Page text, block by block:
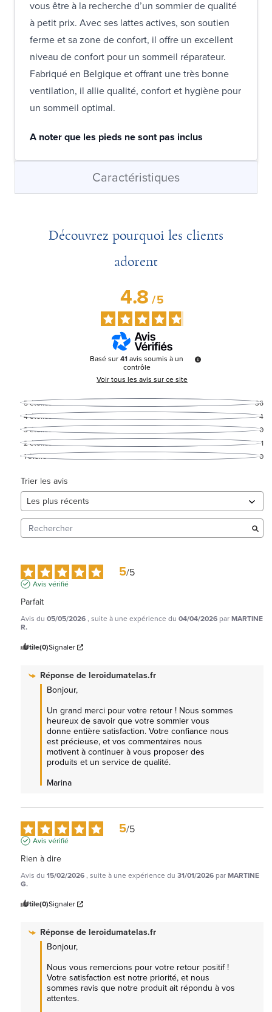
vous être à la recherche d’un sommier de qualité
à petit prix. Avec ses lattes actives, son soutien
ferme et sa zone de confort, il offre un excellent
niveau de confort pour un sommeil réparateur.
Fabriqué en Belgique et offrant une très bonne
ventilation, il allie qualité, confort et hygiène pour
un sommeil optimal.
A noter que les pieds ne sont pas inclus
Caractéristiques
Découvrez pourquoi les clients
adorent
4.8/5
Basé sur41avis soumis à un
contrôle
Voir tous les avis sur ce site
5étoiles
36
4étoiles
4
3étoiles
0
2étoiles
1
1étoile 0
Trier les avis
5/5
Avis vérifié
Parfait
Avis du 05/05/2026, suite à une expérience du 04/04/2026 parMARTINE
R.
Utile(0)Signaler
Réponse deleroidumatelas.fr
Bonjour,
Un grand merci pour votre retour ! Nous sommes
heureux de savoir que votre sommier vous
donne entière satisfaction. Votre confiance nous
est précieuse, et vos commentaires nous
motivent à continuer à vous proposer des
produits et un service de qualité.
Marina
5/5
Avis vérifié
Rien à dire
Avis du 15/02/2026, suite à une expérience du 31/01/2026 parMARTINE
G.
Utile(0)Signaler
Réponse deleroidumatelas.fr
Bonjour,
Nous vous remercions pour votre retour positif !
Votre satisfaction est notre priorité, et nous
sommes ravis que notre produit ait répondu à vos
attentes.